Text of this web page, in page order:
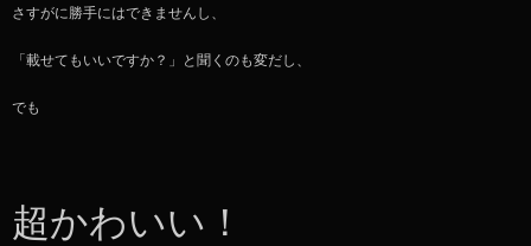
さすがに勝手にはできませんし、
「載せてもいいですか？」と聞くのも変だし、
でも
超かわいい！